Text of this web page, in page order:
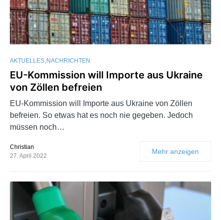
AKTUELLES NACHRICHTEN
EU-Kommission will Importe aus Ukraine
von Zöllen befreien
EU-Kommission will Importe aus Ukraine von Zöllen
befreien. So etwas hat es noch nie gegeben. Jedoch
müssen noch…
Christian
27. April 2022
Mehr anzeigen